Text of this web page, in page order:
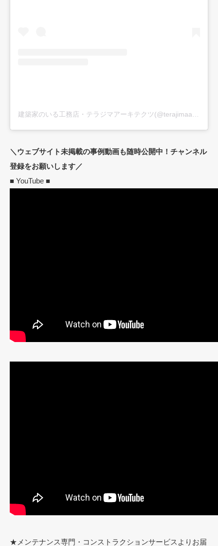
＼ウェブサイト未掲載の事例動画も随時公開中！チャンネル
登録をお願いします／
■ YouTube ■
★メンテナンス専門・コンストラクションサービスよりお届